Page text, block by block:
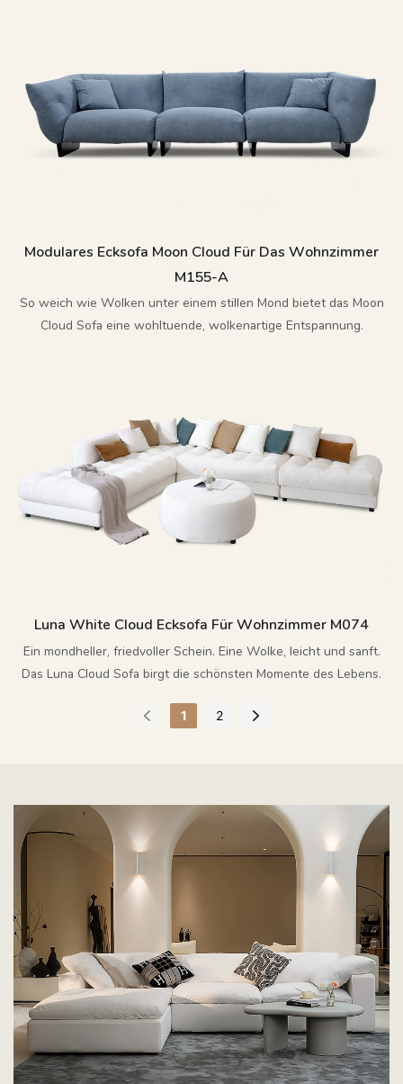
Modulares Ecksofa Moon Cloud Für Das Wohnzimmer
M155-A
So weich wie Wolken unter einem stillen Mond bietet das Moon
Cloud Sofa eine wohltuende, wolkenartige Entspannung.
Luna White Cloud Ecksofa Für Wohnzimmer M074
Ein mondheller, friedvoller Schein. Eine Wolke, leicht und sanft.
Das Luna Cloud Sofa birgt die schönsten Momente des Lebens.
1 2